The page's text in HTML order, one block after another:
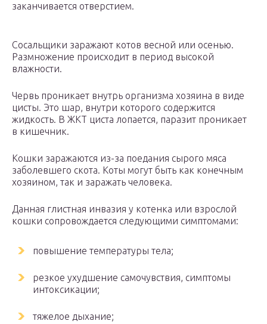
заканчивается отверстием.
Сосальщики заражают котов весной или осенью.
Размножение происходит в период высокой
влажности.
Червь проникает внутрь организма хозяина в виде
цисты. Это шар, внутри которого содержится
жидкость. В ЖКТ циста лопается, паразит проникает
в кишечник.
Кошки заражаются из-за поедания сырого мяса
заболевшего скота. Коты могут быть как конечным
хозяином, так и заражать человека.
Данная глистная инвазия у котенка или взрослой
кошки сопровождается следующими симптомами:
повышение температуры тела;
резкое ухудшение самочувствия, симптомы
интоксикации;
тяжелое дыхание;